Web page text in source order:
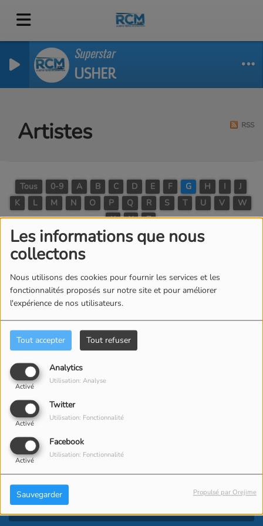
Les informations que nous
collectons
Nous utilisons des cookies pour fournir les services et les
fonctionnalités proposés sur notre site et pour améliorer
l'expérience de nos utilisateurs.
Tout accepter Tout refuser
Analytics
Activé
Utilisation: Analyse
Twitter
Activé
Utilisation: Fonctionnalité
Facebook
Activé
Utilisation: Fonctionnalité
Sauvegarder Propulsé par Orejime
Superstar
USHER
Artistes RSS
Tous 0-9 A B C D E F G H I
J
K
L M N O P Q R S T U V
W
X
Y Z
CONTACT
(Le nom est obligatoire. )
(L’email est obligatoire. )